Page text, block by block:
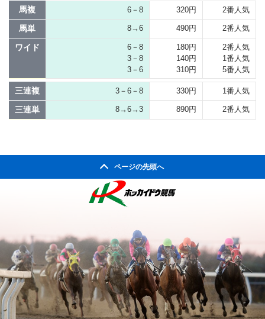
馬複 6－8 320円 2番人気
馬単 8→6 490円 2番人気
ワイド
6－8
3－8
3－6
180円
140円
310円
2番人気
1番人気
5番人気
三連複 3－6－8 330円 1番人気
三連単 8→6→3 890円 2番人気
ページの先頭へ